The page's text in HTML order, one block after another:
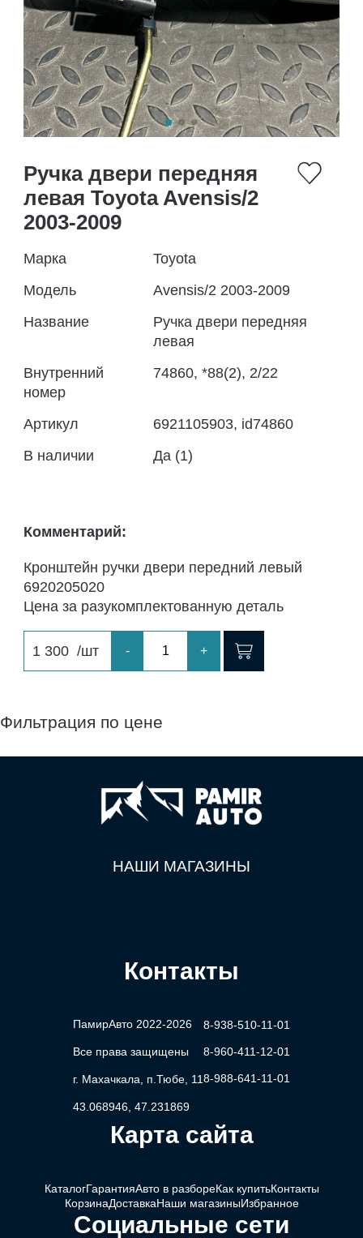
Ручка двери передняя
левая Toyota Avensis/2
2003-2009
Марка
Toyota
Модель
Avensis/2 2003-2009
Название
Ручка двери передняя
левая
Внутренний
номер
74860, *88(2), 2/22
Артикул
6921105903, id74860
В наличии
Да (1)
Комментарий:
Кронштейн ручки двери передний левый
6920205020
Цена за разукомплектованную деталь
1 300 /шт - +
Фильтрация по цене
НАШИ МАГАЗИНЫ
Контакты
ПамирАвто 2022-2026
Все права защищены
г. Махачкала, п.Тюбе, 11
43.068946, 47.231869
8-938-510-11-01
8-960-411-12-01
8-988-641-11-01
Карта сайта
КаталогГарантияАвто в разбореКак купитьКонтакты
КорзинаДоставкаНаши магазиныИзбранное
Социальные сети